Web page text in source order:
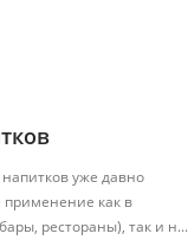
уже давно
как в
рестораны), так и н...